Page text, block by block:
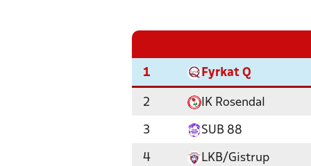
1 Fyrkat Q
2 IK Rosendal
3 SUB 88
4 LKB/Gistrup